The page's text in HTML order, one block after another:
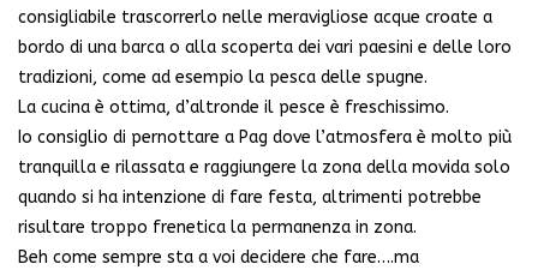
consigliabile trascorrerlo nelle meravigliose acque croate a
bordo di una barca o alla scoperta dei vari paesini e delle loro
tradizioni, come ad esempio la pesca delle spugne.
La cucina è ottima, d’altronde il pesce è freschissimo.
Io consiglio di pernottare a Pag dove l’atmosfera è molto più
tranquilla e rilassata e raggiungere la zona della movida solo
quando si ha intenzione di fare festa, altrimenti potrebbe
risultare troppo frenetica la permanenza in zona.
Beh come sempre sta a voi decidere che fare….ma